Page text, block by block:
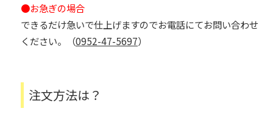
●お急ぎの場合
できるだけ急いで仕上げますのでお電話にてお問い合わせ
ください。（0952-47-5697）
注文方法は？